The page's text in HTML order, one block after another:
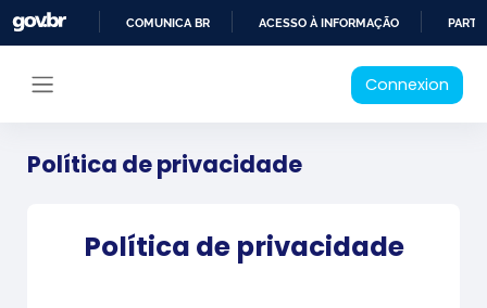
Passer au contenu principal
COMUNICA BR ACESSO À INFORMAÇÃO
Connexion
Política de privacidade
Política de privacidade